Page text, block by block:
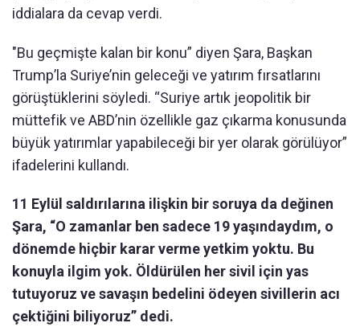
iddialara da cevap verdi.
"Bu geçmişte kalan bir konu” diyen Şara, Başkan
Trump’la Suriye’nin geleceği ve yatırım fırsatlarını
görüştüklerini söyledi. “Suriye artık jeopolitik bir
müttefik ve ABD’nin özellikle gaz çıkarma konusunda
büyük yatırımlar yapabileceği bir yer olarak görülüyor”
ifadelerini kullandı.
11 Eylül saldırılarına ilişkin bir soruya da değinen
Şara, “O zamanlar ben sadece 19 yaşındaydım, o
dönemde hiçbir karar verme yetkim yoktu. Bu
konuyla ilgim yok. Öldürülen her sivil için yas
tutuyoruz ve savaşın bedelini ödeyen sivillerin acı
çektiğini biliyoruz” dedi.